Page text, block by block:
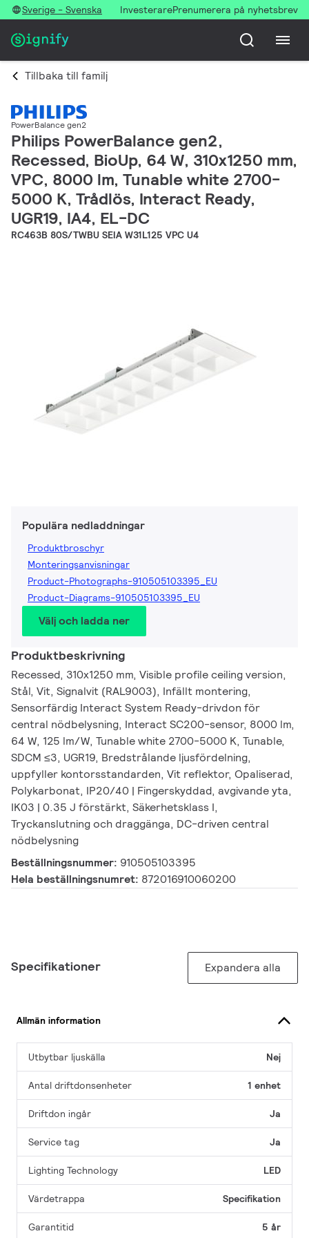
Sverige - Svenska InvesterarePrenumerera på nyhetsbrev
Tillbaka till familj
PowerBalance gen2
Philips PowerBalance gen2,
Recessed, BioUp, 64 W, 310x1250 mm,
VPC, 8000 lm, Tunable white 2700-
5000 K, Trådlös, Interact Ready,
UGR19, IA4, EL-DC
RC463B 80S/TWBU SEIA W31L125 VPC U4
Populära nedladdningar
Produktbroschyr
Monteringsanvisningar
Product-Photographs-910505103395_EU
Product-Diagrams-910505103395_EU
Välj och ladda ner
Produktbeskrivning
Recessed, 310x1250 mm, Visible profile ceiling version,
Stål, Vit, Signalvit (RAL9003), Infällt montering,
Sensorfärdig Interact System Ready-drivdon för
central nödbelysning, Interact SC200-sensor, 8000 lm,
64 W, 125 lm/W, Tunable white 2700-5000 K, Tunable,
SDCM ≤3, UGR19, Bredstrålande ljusfördelning,
uppfyller kontorsstandarden, Vit reflektor, Opaliserad,
Polykarbonat, IP20/40 | Fingerskyddad, avgivande yta,
IK03 | 0.35 J förstärkt, Säkerhetsklass I,
Tryckanslutning och draggänga, DC-driven central
nödbelysning
Beställningsnummer: 910505103395
Hela beställningsnumret: 872016910060200
Specifikationer Expandera alla
Allmän information
Utbytbar ljuskälla Nej
Antal driftdonsenheter 1 enhet
Driftdon ingår Ja
Service tag Ja
Lighting Technology LED
Värdetrappa Specifikation
Garantitid 5 år